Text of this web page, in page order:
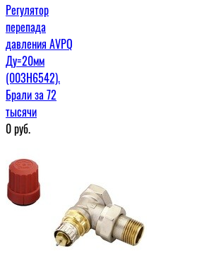
Регулятор
перепада
давления AVPQ
Ду=20мм
(003Н6542).
Брали за 72
тысячи
0руб.